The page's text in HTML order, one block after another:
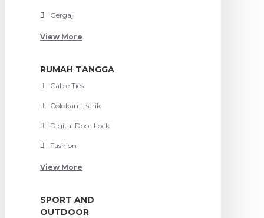
Gergaji
View More
RUMAH TANGGA
Cable Ties
Colokan Listrik
Digital Door Lock
Fashion
View More
SPORT AND
OUTDOOR